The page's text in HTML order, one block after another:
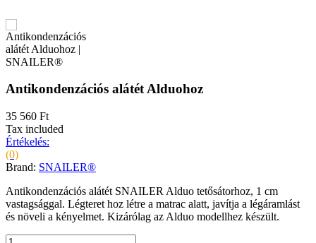
Antikondenzációs alátét Alduohoz
35 560 Ft
Tax included
Értékelés:
(0)
Brand: SNAILER®
Antikondenzációs alátét SNAILER Alduo tetősátorhoz, 1 cm
vastagsággal. Légteret hoz létre a matrac alatt, javítja a légáramlást
és növeli a kényelmet. Kizárólag az Alduo modellhez készült.